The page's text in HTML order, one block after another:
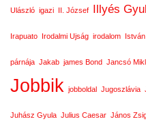
Ulászló igazi II. József Illyés
Irapuato Irodalmi Ujság irodalom István
párnája Jakab james Bond Jancsó
Jobbik jobboldal Jugoszlávia
Juhász Gyula Julius Caesar János